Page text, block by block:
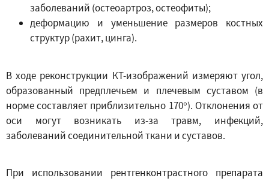
заболеваний (остеоартроз, остеофиты);
деформацию и уменьшение размеров костных
структур (рахит, цинга).
В ходе реконструкции КТ-изображений измеряют угол,
образованный предплечьем и плечевым суставом (в
норме составляет приблизительно 170°). Отклонения от
оси могут возникать из-за травм, инфекций,
заболеваний соединительной ткани и суставов.
При использовании рентгенконтрастного препарата